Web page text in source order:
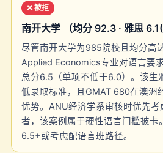
❌ 被拒
南开大学 （均分 92.3 · 雅思
尽管南开大学为985院校且均分高
Applied Economics专业对语言要
总分6.5（单项不低于6.0）。该生
低录取标准，且GMAT 680在澳洲
优势。ANU经济学系审核时优先
者，该案例属于硬性语言门槛被卡
6.5+或考虑配语言班路径。